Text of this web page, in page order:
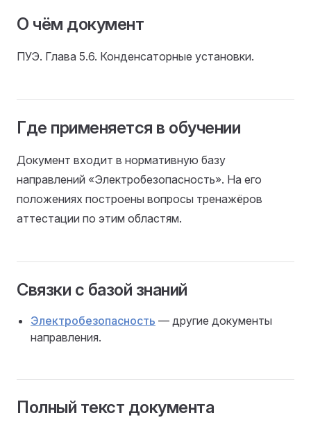
О чём документ
ПУЭ. Глава 5.6. Конденсаторные установки.
Где применяется в обучении
Документ входит в нормативную базу
направлений «Электробезопасность». На его
положениях построены вопросы тренажёров
аттестации по этим областям.
Связки с базой знаний
Электробезопасность — другие документы
направления.
Полный текст документа